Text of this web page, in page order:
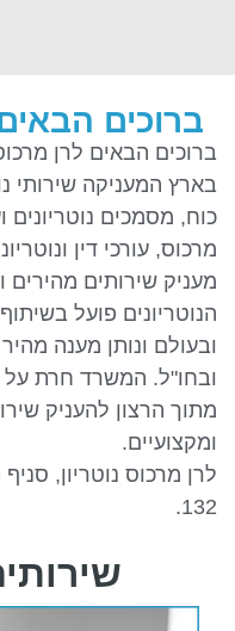
ברוכים
ברוכים הבאים לרן
בארץ המעניקה שירותי
כוח, מסמכים נוטריונים
מרכוס, עורכי דין
מעניק שירותים
הנוטריונים פועל
ובעולם ונותן מענה
ובחו"ל. המשרד חרת על
מתוך הרצון להעניק
ומקצועיים.
לרן מרכוס נוטריון,
132.